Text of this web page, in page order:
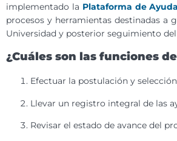
implementado la Plataforma de
procesos y herramientas destinadas a
Universidad y posterior seguimiento
¿Cuáles son las funciones
Efectuar la postulación y
Llevar un registro integral de las
Revisar el estado de avance del